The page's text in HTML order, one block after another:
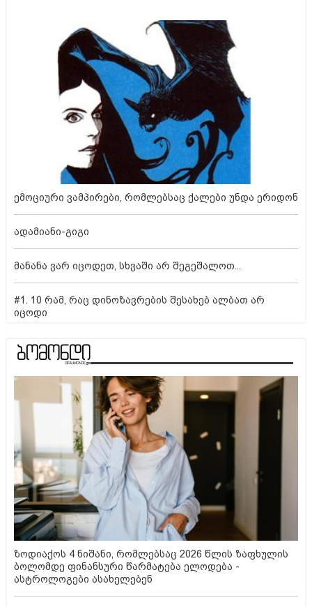
ემოციური ვამპირები, რომლებსაც ქალები უნდა ერიდონ
ადამიანი-გიგი
მანანა ვარ იცოდეთ, სხვაში არ შეგეშალოთ...
#1. 10 რამ, რაც დინოზავრების შესახებ ალბათ არ
იცოდი
ზოდიაქოს 4 ნიშანი, რომლებსაც 2026 წლის ზაფხულის
ბოლომდე ფინანსური წარმატება ელოდება -
ასტროლოგები ასახელებენ